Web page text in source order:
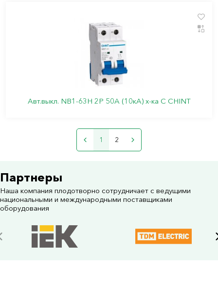
Авт.выкл. NB1-63H 2P 50A (10кА) х-ка C CHINT
1 2
Партнеры
Наша компания плодотворно сотрудничает с ведущими
национальными и международными поставщиками
оборудования